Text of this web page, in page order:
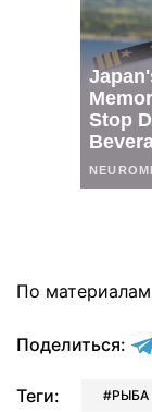
По материалам
Поделиться:
Теги: РЫБА